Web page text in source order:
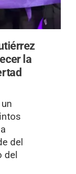
la
del
del